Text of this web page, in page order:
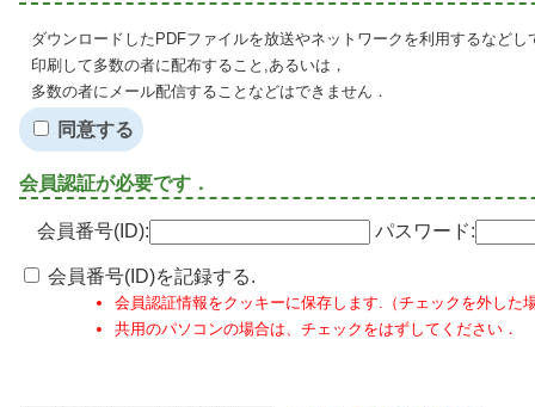
ダウンロードしたPDFファイルを放送やネットワークを利用するなど
印刷して多数の者に配布すること,あるいは，
多数の者にメール配信することなどはできません．
同意する
会員認証が必要です．
会員番号(ID): パスワード:
会員番号(ID)を記録する.
会員認証情報をクッキーに保存します.（チェックを外した
共用のパソコンの場合は、チェックをはずしてください．